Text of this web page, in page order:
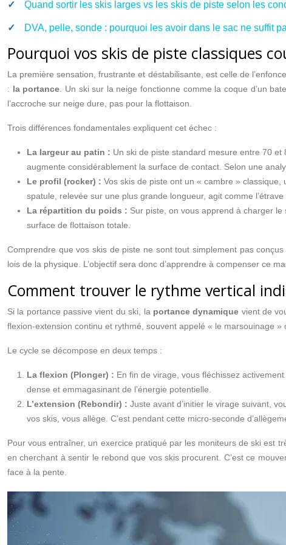
Quand sortir les skis larges vs les skis de piste selon les
DVA, pelle, sonde : pourquoi les avoir dans le sac ne suffit
Pourquoi vos skis de piste classiques
La première sensation, frustrante et déstabilisante, est celle de
: la portance . Un ski sur la neige fonctionne comme la coque d’un
l’accroche sur neige dure, pas pour la flottaison.
Trois différences fondamentales expliquent cet échec :
La largeur au patin : Un ski de piste standard mesure entre 70
augmente considérablement la surface de contact. Selon une
Le profil (rocker) : Vos skis de piste ont un « cambre »
spatule, relevée sur une plus grande longueur, agit comme
La répartition du poids : Sur piste, on vous apprend à charger
surface de flottaison totale.
Comprendre que vos skis de piste ne sont tout simplement pas
lois de la physique. L’objectif sera donc d’apprendre à compenser ce
Comment trouver le rythme vertical
Si la portance passive vient du ski, la portance dynamique vient de
flexion-extension continu et rythmé, souvent appelé « le marsouinage
Le cycle se décompose en deux temps :
La flexion (Plonger) : En fin de virage, vous fléchissez
dense et emmagasinant de l’énergie potentielle.
L’extension (Rebondir) : Juste avant d’initier le virage suivant,
vos skis, vous allège. C’est pendant cette micro-seconde
Pour vous entraîner, un exercice pratiqué par les moniteurs de ski est
en cherchant à sentir le rebond que vos skis procurent. C’est ce
face à la pente.